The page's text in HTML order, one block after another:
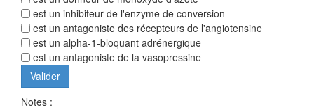
est un inhibiteur de l'enzyme de conversion
est un antagoniste des récepteurs de l'angiotensine
est un alpha-1-bloquant adrénergique
est un antagoniste de la vasopressine
Notes :